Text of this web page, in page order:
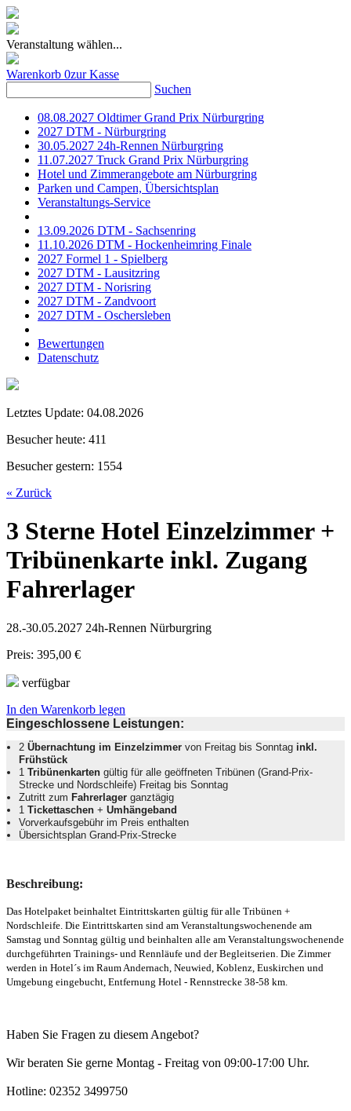
Veranstaltung wählen...
Warenkorb 0zur Kasse
Suchen
08.08.2027 Oldtimer Grand Prix Nürburgring
2027 DTM - Nürburgring
30.05.2027 24h-Rennen Nürburgring
11.07.2027 Truck Grand Prix Nürburgring
Hotel und Zimmerangebote am Nürburgring
Parken und Campen, Übersichtsplan
Veranstaltungs-Service
13.09.2026 DTM - Sachsenring
11.10.2026 DTM - Hockenheimring Finale
2027 Formel 1 - Spielberg
2027 DTM - Lausitzring
2027 DTM - Norisring
2027 DTM - Zandvoort
2027 DTM - Oschersleben
Bewertungen
Datenschutz
Letztes Update: 04.08.2026
Besucher heute: 411
Besucher gestern: 1554
« Zurück
3 Sterne Hotel Einzelzimmer +
Tribünenkarte inkl. Zugang
Fahrerlager
28.-30.05.2027 24h-Rennen Nürburgring
Preis: 395,00 €
verfügbar
In den Warenkorb legen
Eingeschlossene Leistungen:
2 Übernachtung im Einzelzimmer von Freitag bis Sonntag inkl.
Frühstück
1 Tribünenkarten gültig für alle geöffneten Tribünen (Grand-Prix-
Strecke und Nordschleife) Freitag bis Sonntag
Zutritt zum Fahrerlager ganztägig
1 Tickettaschen + Umhängeband
Vorverkaufsgebühr im Preis enthalten
Übersichtsplan Grand-Prix-Strecke
Beschreibung:
Das Hotelpaket beinhaltet Eintrittskarten gültig für alle Tribünen +
Nordschleife. Die Eintrittskarten sind am Veranstaltungswochenende am
Samstag und Sonntag gültig und beinhalten alle am Veranstaltungswochenende
durchgeführten Trainings- und Rennläufe und der Begleitserien. Die Zimmer
werden in Hotel´s im Raum Andernach, Neuwied, Koblenz, Euskirchen und
Umgebung eingebucht, Entfernung Hotel - Rennstrecke 38-58 km.
Haben Sie Fragen zu diesem Angebot?
Wir beraten Sie gerne Montag - Freitag von 09:00-17:00 Uhr.
Hotline: 02352 3499750